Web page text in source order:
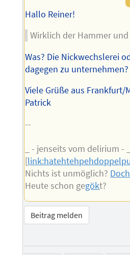
Hallo Reiner!
Wirklich der Hammer
Was? Die Nickwechslerei
dagegen zu unternehmen?
Viele Grüße aus Frankfurt/
Patrick
--
_ - jenseits vom delirium - _
[
Nichts ist unmöglich?
Heute schon gegökt?
Beitrag melden